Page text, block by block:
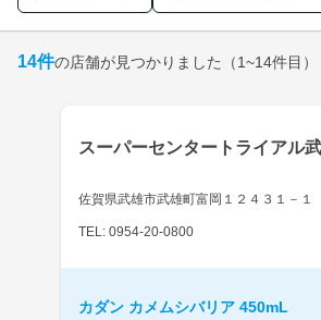
取扱店検索はこちら
14件の店舗が見つかりました （1~14件目）
スーパーセンタートライアル
佐賀県武雄市武雄町富岡１２４３１－１
TEL: 0954-20-0800
カダン カメムシバリア 450mL